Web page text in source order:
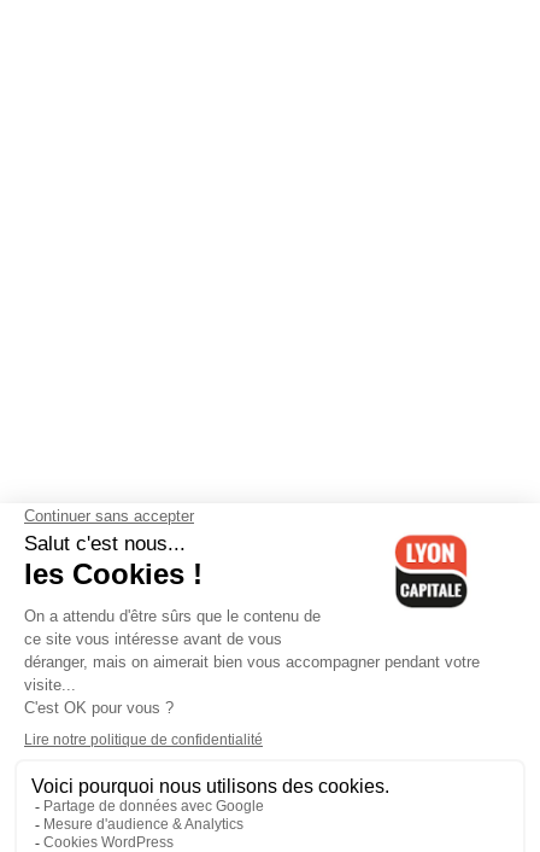
Contactez-nous-Mentions légales-CGV-Politique de
confidentialité-Gestion des cookies